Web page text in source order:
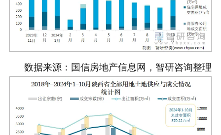
数据来源：国信房地产信息网，智研咨询整理